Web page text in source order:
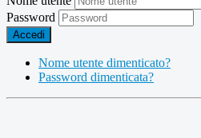
Password
Accedi
Nome utente dimenticato?
Password dimenticata?